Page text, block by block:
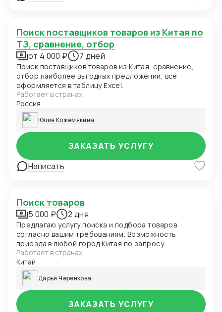
Поиск поставщиков товаров из Китая по
ТЗ, сравнение, отбор
от 4 000 ₽ 7 дней
Поиск поставщиков товаров из Китая, сравнение,
отбор наиболее выгодных предложений, всё
оформляется в таблицу Excel.
Работает в странах
Россия
Юлия Кожемякина
Написать
ЗАКАЗАТЬ УСЛУГУ
Поиск товаров
5 000 ₽ 2 дня
Предлагаю услугу поиска и подбора товаров
согласно вашим требованиям. Возможность
приезда в любой город Китая по запросу.
Работает в странах
Китай
Дарья Черенкова
ЗАКАЗАТЬ УСЛУГУ